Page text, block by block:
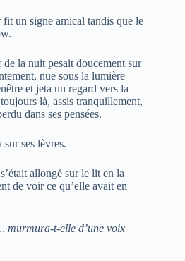
fit un signe amical tandis que le
la nuit pesait doucement sur
nue sous la lumière
et jeta un regard vers la
là, assis tranquillement,
dans ses pensées.
sur ses lèvres.
allongé sur le lit en la
de voir ce qu’elle avait en
t-elle d’une voix